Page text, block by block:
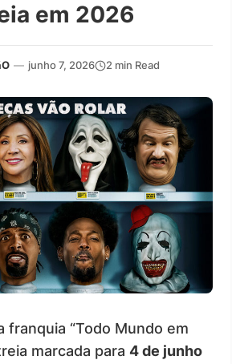
em 2026
— junho 7, 2026 2 min Read
franquia “Todo Mundo em
marcada para 4 de junho